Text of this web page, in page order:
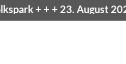
+ + +23. August 2026